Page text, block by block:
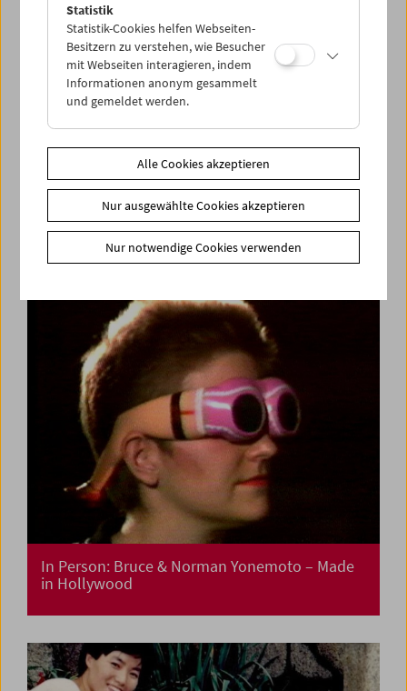
In Person: Onyeka Igwe
In Person: Bruce & Norman Yonemoto – Made
in Hollywood
Statistik
Statistik-Cookies helfen Webseiten-
Besitzern zu verstehen, wie Besucher
mit Webseiten interagieren, indem
Informationen anonym gesammelt
und gemeldet werden.
Alle Cookies akzeptieren
Nur ausgewählte Cookies akzeptieren
Nur notwendige Cookies verwenden